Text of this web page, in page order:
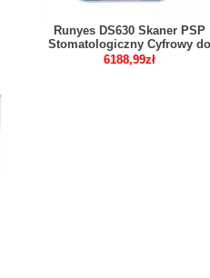
Runyes DS630 Skaner PSP
Stomatologiczny Cyfrowy do
Płytek Obrazowych RTG
6188,99zł